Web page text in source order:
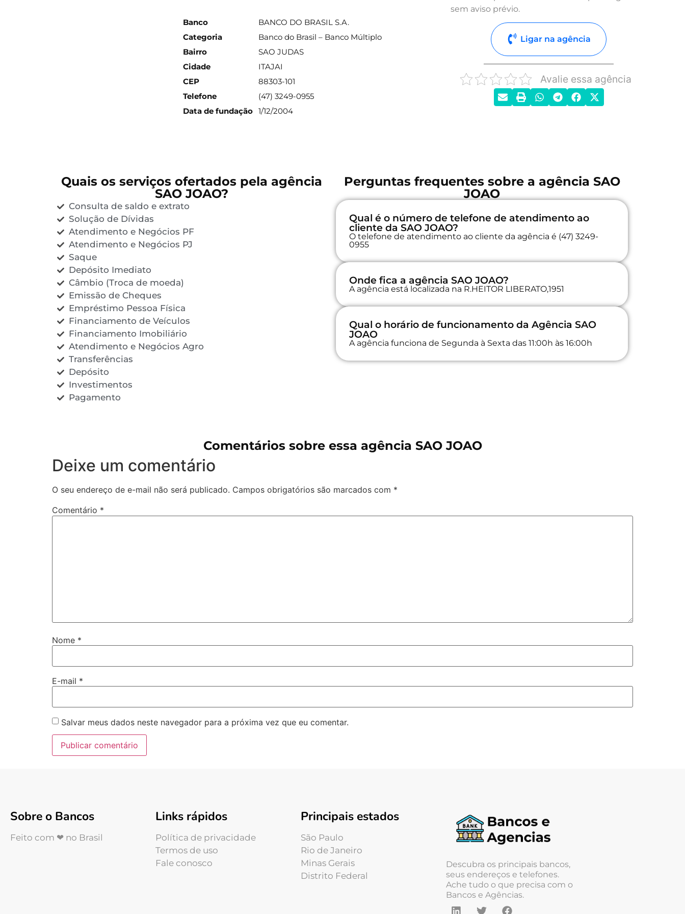
Banco
BANCO DO BRASIL S.A.
Categoria
Banco do Brasil – Banco Múltiplo
Bairro
SAO JUDAS
Cidade
ITAJAI
CEP
88303-101
Telefone
(47) 3249-0955
Data de fundação 1/12/2004
sem aviso prévio.
Ligar na agência
Avalie essa agência
Quais os serviços ofertados pela agência
SAO JOAO?
Consulta de saldo e extrato
Solução de Dívidas
Atendimento e Negócios PF
Atendimento e Negócios PJ
Saque
Depósito Imediato
Câmbio (Troca de moeda)
Emissão de Cheques
Empréstimo Pessoa Física
Financiamento de Veículos
Financiamento Imobiliário
Atendimento e Negócios Agro
Transferências
Depósito
Investimentos
Pagamento
Perguntas frequentes sobre a agência SAO
JOAO
Qual é o número de telefone de atendimento ao
cliente da SAO JOAO?
O telefone de atendimento ao cliente da agência é (47) 3249-
0955
Onde fica a agência SAO JOAO?
A agência está localizada na R.HEITOR LIBERATO,1951
Qual o horário de funcionamento da Agência SAO
JOAO
A agência funciona de Segunda à Sexta das 11:00h às 16:00h
Comentários sobre essa agência SAO JOAO
Deixe um comentário
O seu endereço de e-mail não será publicado. Campos obrigatórios são marcados com *
Comentário *
Nome *
E-mail *
Salvar meus dados neste navegador para a próxima vez que eu comentar.
Sobre o Bancos
Feito com ❤ no Brasil
Links rápidos
Política de privacidade
Termos de uso
Fale conosco
Principais estados
São Paulo
Rio de Janeiro
Minas Gerais
Distrito Federal
Descubra os principais bancos,
seus endereços e telefones.
Ache tudo o que precisa com o
Bancos e Agências.